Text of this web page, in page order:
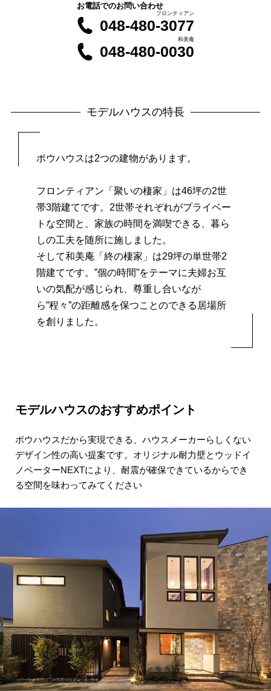
お電話でのお問い合わせ
048-480-3077
フロンティアン
048-480-0030
和美庵
モデルハウスの特長
ポウハウスは2つの建物があります。
フロンティアン「聚いの棲家」は46坪の2世
帯3階建てです。 2世帯それぞれがプライベー
トな空間と、家族の時間を満喫できる、 暮ら
しの工夫を随所に施しました。
そして和美庵「終の棲家」は29坪の単世帯2
階建てです。 ”個の時間”をテーマに夫婦お互
いの気配が感じられ、尊重し合いなが
ら”程々”の距離感を保つことのできる居場所
を創りました。
モデルハウスのおすすめポイント
ポウハウスだから実現できる、ハウスメーカーらしくない
デザイン性の高い提案です。 オリジナル耐力壁とウッドイ
ノベーターNEXTにより、 耐震が確保できているからでき
る空間を味わってみてください